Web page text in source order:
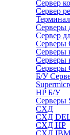
Сервер
Сервер
Серверы
Сервер
Серверы
Серверы
Серверы
Серверы
Б/У
HP Б/У
Серверы
СХД
СХД
СХД HP
СХД IBM